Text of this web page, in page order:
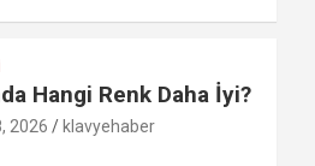
Hangi Renk Daha İyi?
2026 klavyehaber